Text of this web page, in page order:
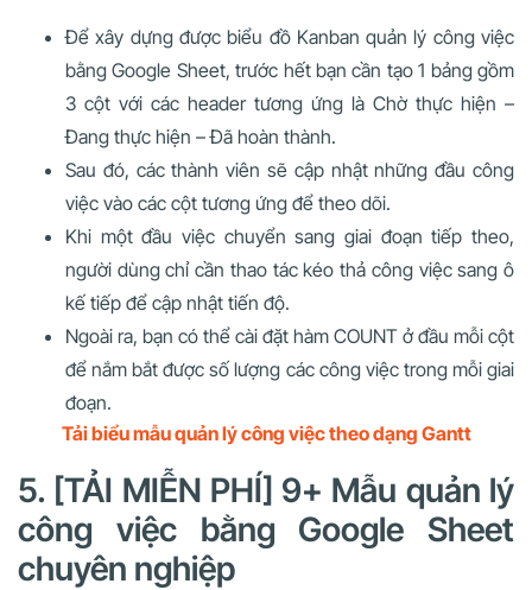
Để xây dựng được biểu đồ Kanban quản lý công việc
bằng Google Sheet, trước hết bạn cần tạo 1 bảng gồm
3 cột với các header tương ứng là Chờ thực hiện –
Đang thực hiện – Đã hoàn thành.
Sau đó, các thành viên sẽ cập nhật những đầu công
việc vào các cột tương ứng để theo dõi.
Khi một đầu việc chuyển sang giai đoạn tiếp theo,
người dùng chỉ cần thao tác kéo thả công việc sang ô
kế tiếp để cập nhật tiến độ.
Ngoài ra, bạn có thể cài đặt hàm COUNT ở đầu mỗi cột
để nắm bắt được số lượng các công việc trong mỗi giai
đoạn.
Tải biểu mẫu quản lý công việc theo dạng Gantt
5. [TẢI MIỄN PHÍ] 9+ Mẫu quản lý
công việc bằng Google Sheet
chuyên nghiệp